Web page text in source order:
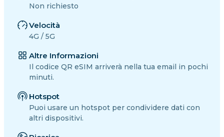
Non richiesto
Velocità
4G / 5G
Altre Informazioni
Il codice QR eSIM arriverà nella tua email in pochi
minuti.
Hotspot
Puoi usare un hotspot per condividere dati con
altri dispositivi.